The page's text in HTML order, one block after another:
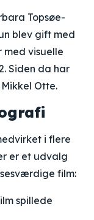
Topsøe-
blev gift med
med visuelle
Siden da har
Otte.
i flere
er et udvalg
film:
spillede